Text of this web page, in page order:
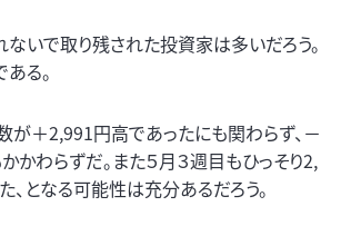
いで取り残された投資家は多いだろう。
る。
＋2,991円高であったにも関わらず、－
わらずだ。また５月３週目もひっそり2,
となる可能性は充分あるだろう。